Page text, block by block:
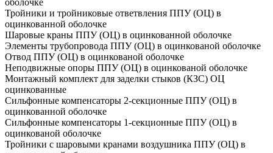
оболочке
Тройники и тройниковые ответвления ППУ (ОЦ) в
оцинкованной оболочке
Шаровые краны ППУ (ОЦ) в оцинкованной оболочке
Элементы трубопровода ППУ (ОЦ) в оцинкованой оболочке
Отвод ППУ (ОЦ) в оцинкованой оболочке
Неподвижные опоры ППУ (ОЦ) в оцинкованой оболочке
Монтажный комплект для заделки стыков (КЗС) ОЦ
оцинкованные
Сильфонные компенсаторы 2-секционные ППУ (ОЦ) в
оцинкованной оболочке
Сильфонные компенсаторы 1-секционные ППУ (ОЦ) в
оцинкованой оболочке
Тройники с шаровыми кранами воздушника ППУ (ОЦ) в